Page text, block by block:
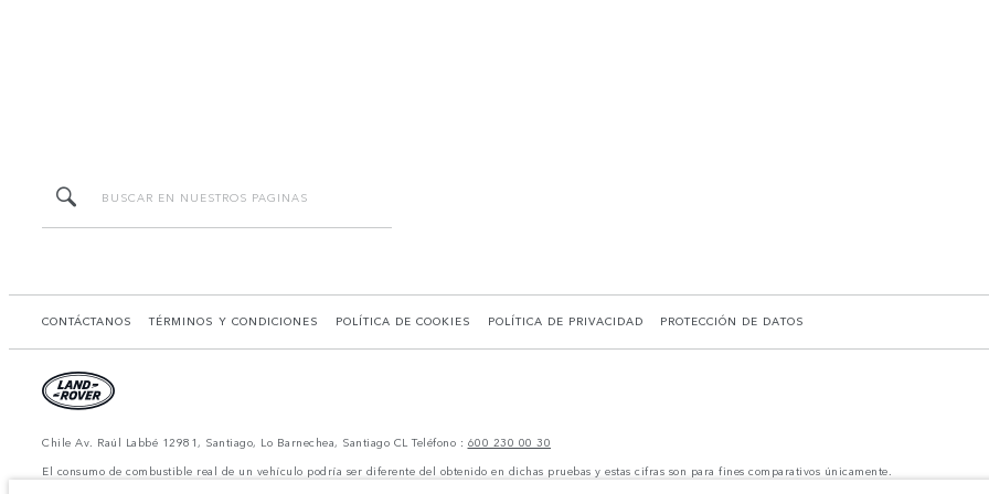
CONTÁCTANOS TÉRMINOS Y CONDICIONES POLÍTICA DE COOKIES POLÍTICA DE PRIVACIDAD PROTECCIÓN DE DATOS
Chile Av. Raúl Labbé 12981, Santiago, Lo Barnechea, Santiago CL Teléfono : 600 230 00 30
El consumo de combustible real de un vehículo podría ser diferente del obtenido en dichas pruebas y estas cifras son para fines comparativos únicamente.
*Las imágenes y especificaciones mostradas son de carácter meramente ilustrativo y pueden no reflejar la disponibilidad del mercado. Para obtener más información